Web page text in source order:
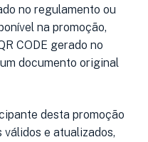
no regulamento ou
na promoção,
CODE gerado no
documento original
desta promoção
e atualizados,